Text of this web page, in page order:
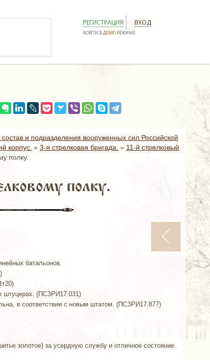
РЕГИСТРАЦИЯ ВХОД
ВОЙТИ ВДЕМО РЕЖИМЕ
состав и подразделения вооруженных сил Российской
корпус. » 3-я стрелковая бригада. » 11-й стрелковый
полку.
полку.
батальонов.
штуцерах. (ПСЗРИ17.031)
в соответствии с новым штатом. (ПСЗРИ17.877)
золотое) за усердную службу и отличное состояние.